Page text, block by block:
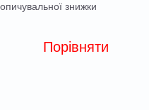
знижки
Порівняти